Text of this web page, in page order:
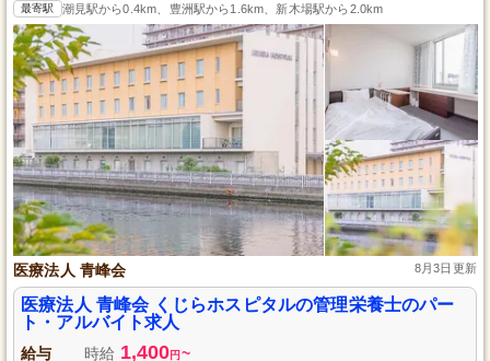
最寄駅 潮見駅から0.4km、豊洲駅から1.6km、新木場駅から2.0km
医療法人 青峰会 8月3日更新
医療法人 青峰会 くじらホスピタルの管理栄養士のパー
ト・アルバイト求人
給与 時給 1,400円 ~